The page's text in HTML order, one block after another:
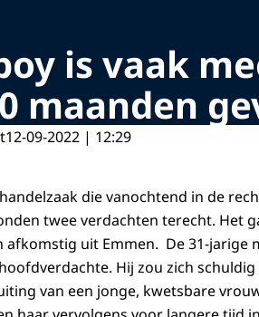
is vaak
maanden
12-09-2022 | 12:29
die vanochtend in de
twee verdachten terecht. Het
afkomstig uit Emmen. De 31-jarige
Hij zou zich
van een jonge, kwetsbare